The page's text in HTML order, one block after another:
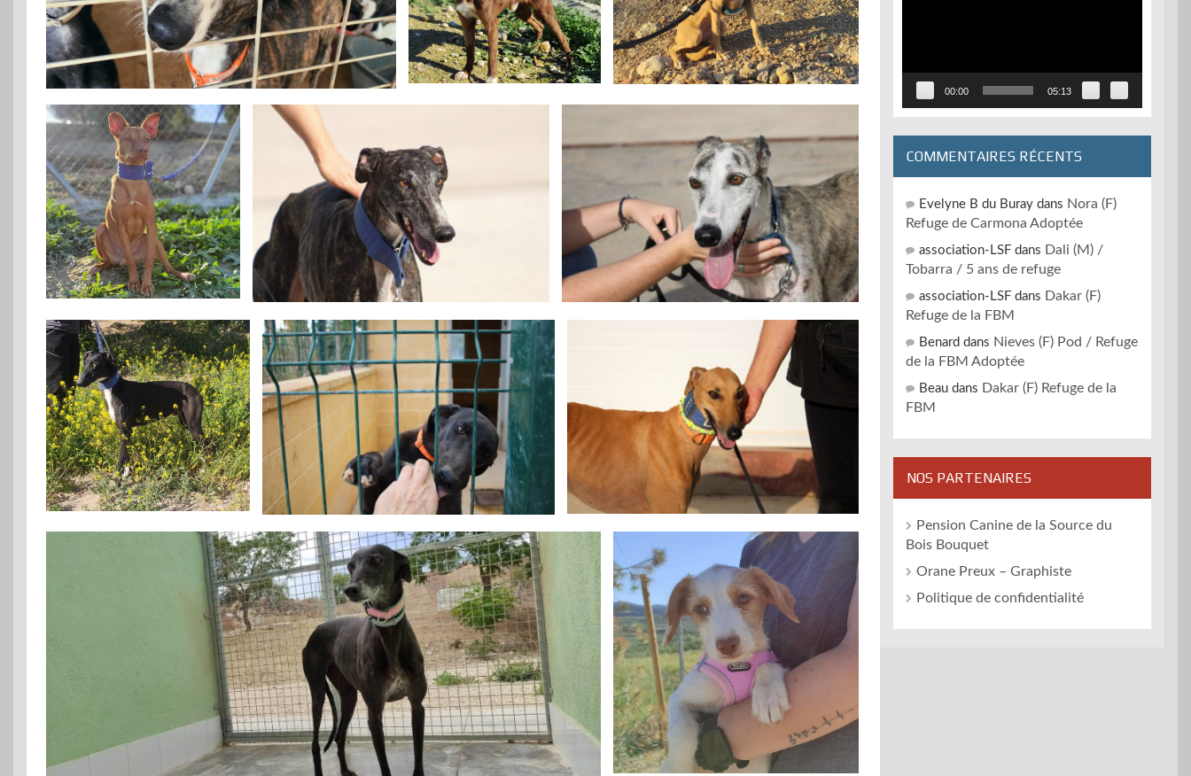
00:00 05:13
COMMENTAIRES RÉCENTS
Evelyne B du Buray dans Nora (F)
Refuge de Carmona Adoptée
association-LSF dans Dali (M) /
Tobarra / 5 ans de refuge
association-LSF dans Dakar (F)
Refuge de la FBM
Benard dans Nieves (F) Pod / Refuge
de la FBM Adoptée
Beau dans Dakar (F) Refuge de la
FBM
NOS PARTENAIRES
Pension Canine de la Source du
Bois Bouquet
Orane Preux – Graphiste
Politique de confidentialité